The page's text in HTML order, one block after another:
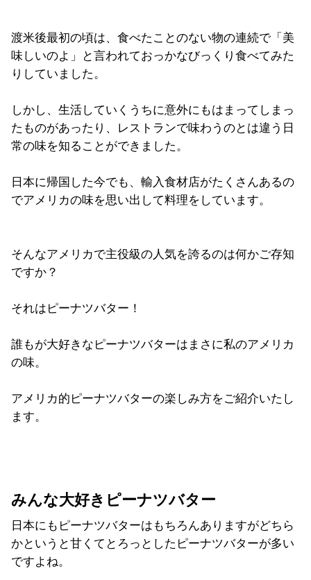
渡米後最初の頃は、食べたことのない物の連続で「美
味しいのよ」と言われておっかなびっくり食べてみた
りしていました。
しかし、生活していくうちに意外にもはまってしまっ
たものがあったり、レストランで味わうのとは違う日
常の味を知ることができました。
日本に帰国した今でも、輸入食材店がたくさんあるの
でアメリカの味を思い出して料理をしています。
そんなアメリカで主役級の人気を誇るのは何かご存知
ですか？
それはピーナツバター！
誰もが大好きなピーナツバターはまさに私のアメリカ
の味。
アメリカ的ピーナツバターの楽しみ方をご紹介いたし
ます。
みんな大好きピーナツバター
日本にもピーナツバターはもちろんありますがどちら
かというと甘くてとろっとしたピーナツバターが多い
ですよね。